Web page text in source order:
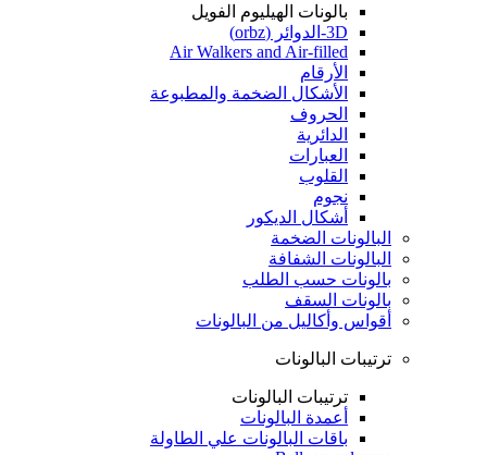
بالونات الهيليوم الفويل
3D-الدوائر (orbz)
Air Walkers and Air-filled
الأرقام
الأشكال الضخمة والمطبوعة
الحروف
الدائرية
العبارات
القلوب
نجوم
أشكال الديكور
البالونات الضخمة
البالونات الشفافة
بالونات حسب الطلب
بالونات السقف
أقواس وأكاليل من البالونات
ترتيبات البالونات
ترتيبات البالونات
أعمدة البالونات
باقات البالونات علي الطاولة